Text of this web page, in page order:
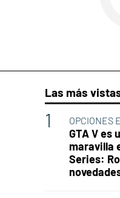
Las más
OPCIONES
GTA V es
maravilla
Series: